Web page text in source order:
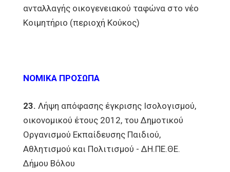
ανταλλαγής οικογενειακού ταφώνα στο νέο
Κοιμητήριο (περιοχή Κούκος)
ΝΟΜΙΚΑ ΠΡΟΣΩΠΑ
23. Λήψη απόφασης έγκρισης Ισολογισμού,
οικονομικού έτους 2012, του Δημοτικού
Οργανισμού Εκπαίδευσης Παιδιού,
Αθλητισμού και Πολιτισμού - ΔΗ.ΠΕ.ΘΕ.
Δήμου Βόλου